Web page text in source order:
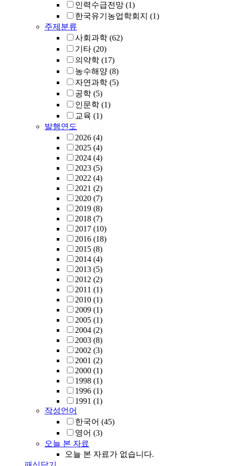
인력수급전망 (1)
한국유기농업학회지 (1)
주제분류
사회과학 (62)
기타 (20)
의약학 (17)
농수해양 (8)
자연과학 (5)
공학 (5)
인문학 (1)
교육 (1)
발행연도
2026 (4)
2025 (4)
2024 (4)
2023 (5)
2022 (4)
2021 (2)
2020 (7)
2019 (8)
2018 (7)
2017 (10)
2016 (18)
2015 (8)
2014 (4)
2013 (5)
2012 (2)
2011 (1)
2010 (1)
2009 (1)
2005 (1)
2004 (2)
2003 (8)
2002 (3)
2001 (2)
2000 (1)
1998 (1)
1996 (1)
1991 (1)
작성언어
한국어 (45)
영어 (3)
오늘 본 자료
오늘 본 자료가 없습니다.